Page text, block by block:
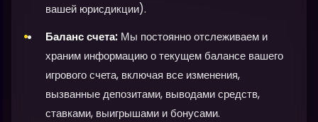
вашей юрисдикции).
Баланс счета: Мы постоянно отслеживаем и
храним информацию о текущем балансе вашего
игрового счета, включая все изменения,
вызванные депозитами, выводами средств,
ставками, выигрышами и бонусами.